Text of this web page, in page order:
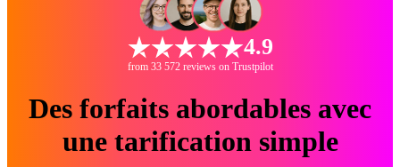
4.9
from 33 572 reviews on Trustpilot
Des forfaits abordables avec
une tarification simple